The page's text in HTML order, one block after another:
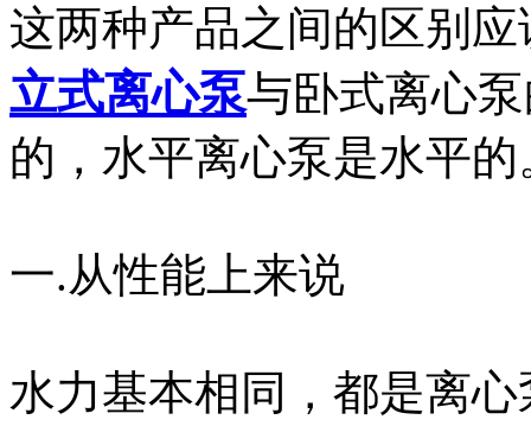
这两种产品之间的区别
立式离心泵与卧式离心
的，水平离心泵是水平的
一.从性能上来说
水力基本相同，都是离